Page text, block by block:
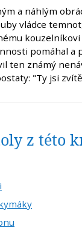
a náhlým
vládce
pomáhal a
ten známý
"Ty jsi
z této